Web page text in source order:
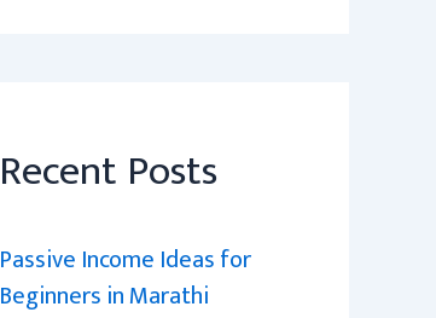
Recent Posts
Passive Income Ideas for
Beginners in Marathi